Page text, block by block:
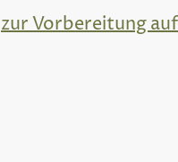
zur Vorbereitung